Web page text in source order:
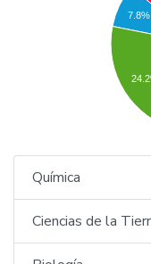
7.8%
Química
Ciencias de la